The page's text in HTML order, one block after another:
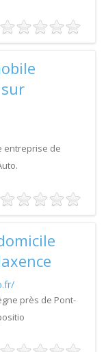
entreprise de
près de Pont-